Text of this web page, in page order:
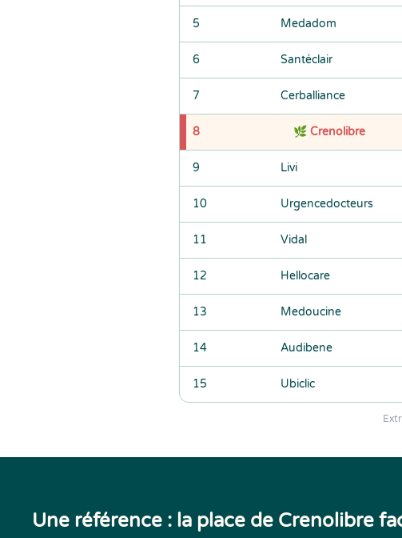
5 Medadom
6 Santéclair
7 Cerballiance
8 🌿 Crenolibre
9 Livi
10 Urgencedocteurs
11 Vidal
12 Hellocare
13 Medoucine
14 Audibene
15 Ubiclic
Une référence : la place de Crenolibre